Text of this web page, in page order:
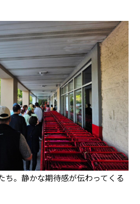
ち。静かな期待感が伝わってくる